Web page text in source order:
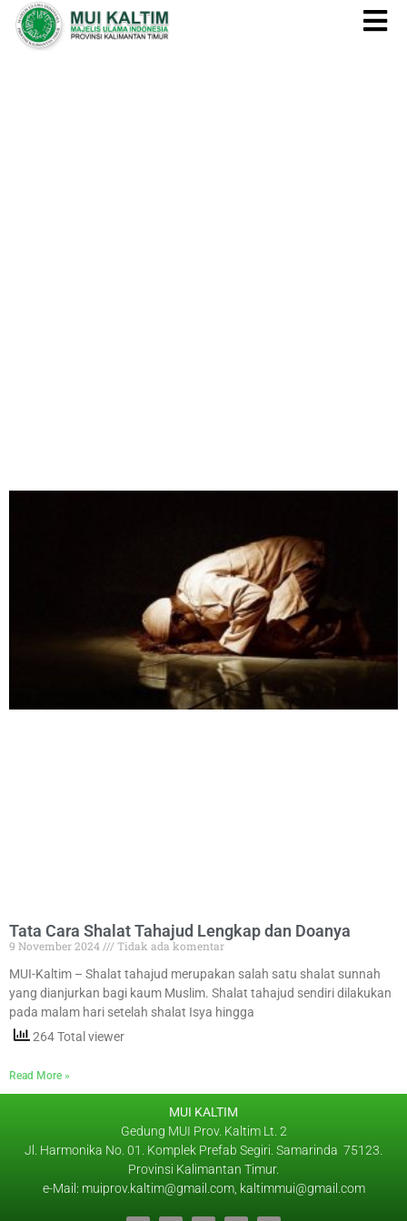
Tata Cara Shalat Tahajud Lengkap dan Doanya
9 November 2024
Tidak ada komentar
MUI-Kaltim – Shalat tahajud merupakan salah satu shalat sunnah
yang dianjurkan bagi kaum Muslim. Shalat tahajud sendiri dilakukan
pada malam hari setelah shalat Isya hingga
264 Total viewer
Read More »
MUI KALTIM
Gedung MUI Prov. Kaltim Lt. 2
Jl. Harmonika No. 01. Komplek Prefab Segiri. Samarinda 75123.
Provinsi Kalimantan Timur.
e-Mail: muiprov.kaltim@gmail.com, kaltimmui@gmail.com